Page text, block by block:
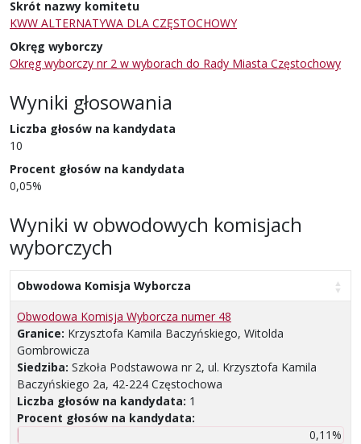
Skrót nazwy komitetu
KWW ALTERNATYWA DLA CZĘSTOCHOWY
Okręg wyborczy
Okręg wyborczy nr 2 w wyborach do Rady Miasta Częstochowy
Wyniki głosowania
Liczba głosów na kandydata
10
Procent głosów na kandydata
0,05%
Wyniki w obwodowych komisjach
wyborczych
Obwodowa Komisja Wyborcza
Obwodowa Komisja Wyborcza numer 48
Granice: Krzysztofa Kamila Baczyńskiego, Witolda
Gombrowicza
Siedziba: Szkoła Podstawowa nr 2, ul. Krzysztofa Kamila
Baczyńskiego 2a, 42-224 Częstochowa
Liczba głosów na kandydata: 1
Procent głosów na kandydata:
0,11%